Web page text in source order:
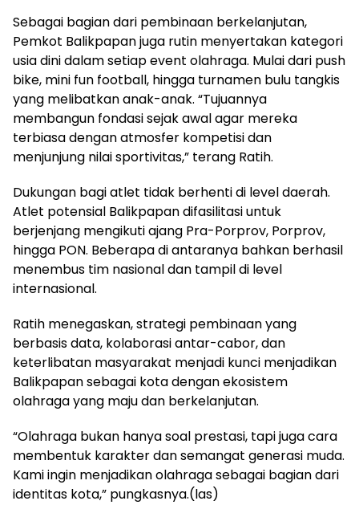
Sebagai bagian dari pembinaan berkelanjutan,
Pemkot Balikpapan juga rutin menyertakan kategori
usia dini dalam setiap event olahraga. Mulai dari push
bike, mini fun football, hingga turnamen bulu tangkis
yang melibatkan anak-anak. “Tujuannya
membangun fondasi sejak awal agar mereka
terbiasa dengan atmosfer kompetisi dan
menjunjung nilai sportivitas,” terang Ratih.
Dukungan bagi atlet tidak berhenti di level daerah.
Atlet potensial Balikpapan difasilitasi untuk
berjenjang mengikuti ajang Pra-Porprov, Porprov,
hingga PON. Beberapa di antaranya bahkan berhasil
menembus tim nasional dan tampil di level
internasional.
Ratih menegaskan, strategi pembinaan yang
berbasis data, kolaborasi antar-cabor, dan
keterlibatan masyarakat menjadi kunci menjadikan
Balikpapan sebagai kota dengan ekosistem
olahraga yang maju dan berkelanjutan.
“Olahraga bukan hanya soal prestasi, tapi juga cara
membentuk karakter dan semangat generasi muda.
Kami ingin menjadikan olahraga sebagai bagian dari
identitas kota,” pungkasnya.(las)